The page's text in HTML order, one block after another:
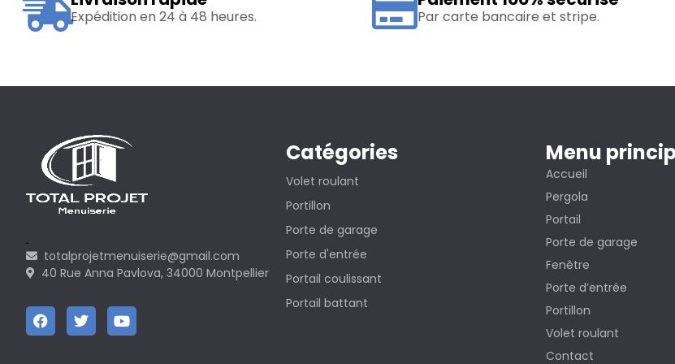
Expédition en 24 à 48 heures. Par carte bancaire et stripe.
totalprojetmenuiserie@gmail.com
40 Rue Anna Pavlova, 34000 Montpellier
Catégories
Volet roulant
Portillon
Porte de garage
Porte d'entrée
Portail coulissant
Portail battant
Menu
Accueil
Pergola
Portail
Porte de garage
Fenêtre
Porte d’entrée
Portillon
Volet roulant
Contact